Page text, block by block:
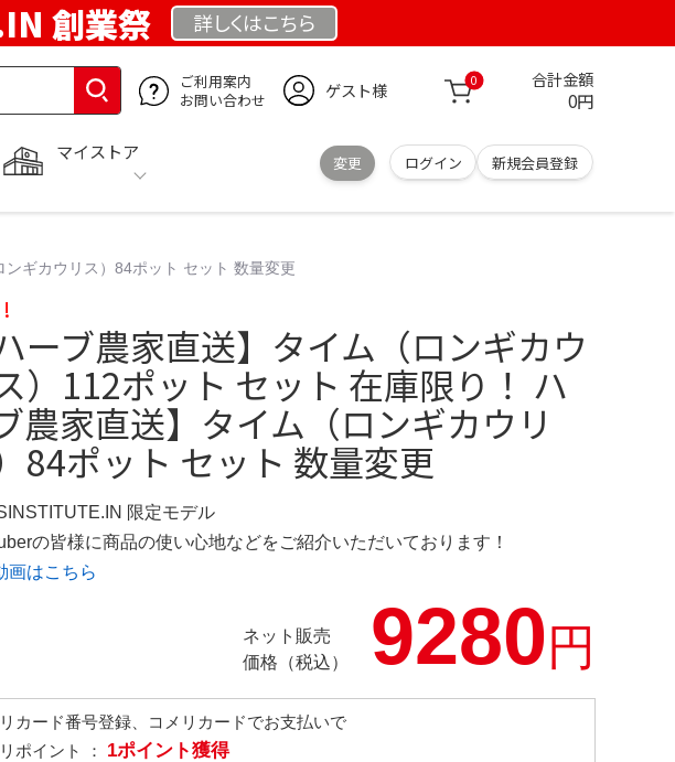
創業祭 詳しくはこちら
ご利用案内
お問い合わせ
ゲスト様 0 合計金額
0円
マイストア
変更 ログイン 新規会員登録
ギカウリス）84ポット セット 数量変更
ハーブ農家直送】タイム（ロンギカウ
）112ポット セット 在庫限り！ ハ
農家直送】タイム（ロンギカウリ
84ポット セット 数量変更
限定モデル
の皆様に商品の使い心地などをご紹介いただいております！
画はこちら
ネット販売
価格（税込）
9280円
カード番号登録、コメリカードでお支払いで
ポイント ： 1ポイント獲得